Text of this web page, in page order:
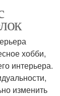
хобби,
интерьера.
изменить